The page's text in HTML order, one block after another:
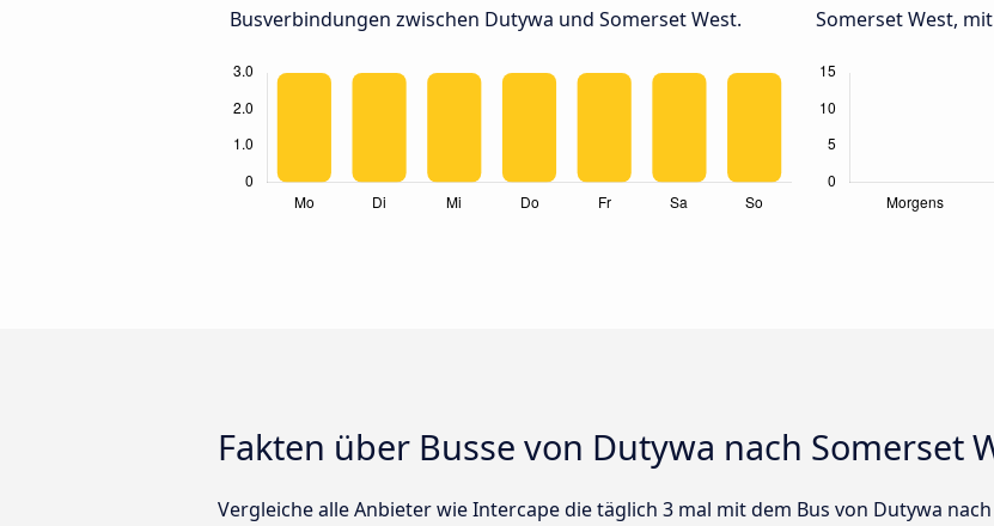
Busverbindungen zwischen Dutywa und Somerset West.
Somerset West,
Fakten über Busse von Dutywa nach Somerset
Vergleiche alle Anbieter wie Intercape die täglich 3 mal mit dem Bus von Dutywa